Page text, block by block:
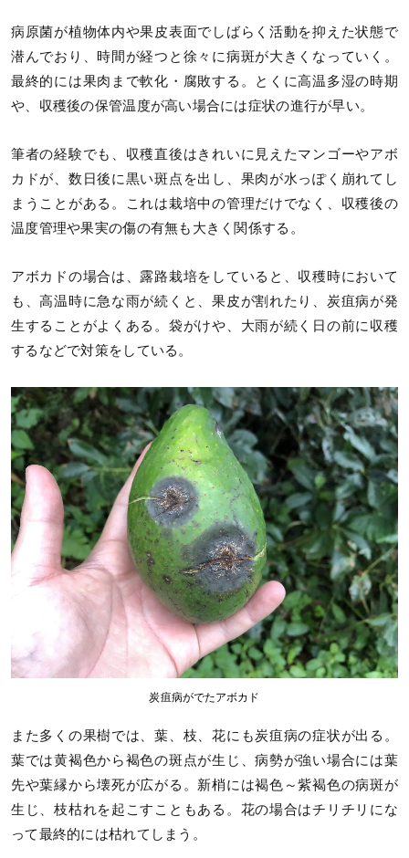
病原菌が植物体内や果皮表面でしばらく活動を抑えた状態で
潜んでおり、時間が経つと徐々に病斑が大きくなっていく。
最終的には果肉まで軟化・腐敗する。とくに高温多湿の時期
や、収穫後の保管温度が高い場合には症状の進行が早い。
筆者の経験でも、収穫直後はきれいに見えたマンゴーやアボ
カドが、数日後に黒い斑点を出し、果肉が水っぽく崩れてし
まうことがある。これは栽培中の管理だけでなく、収穫後の
温度管理や果実の傷の有無も大きく関係する。
アボカドの場合は、露路栽培をしていると、収穫時において
も、高温時に急な雨が続くと、果皮が割れたり、炭疽病が発
生することがよくある。袋がけや、大雨が続く日の前に収穫
するなどで対策をしている。
炭疽病がでたアボカド
また多くの果樹では、葉、枝、花にも炭疽病の症状が出る。
葉では黄褐色から褐色の斑点が生じ、病勢が強い場合には葉
先や葉縁から壊死が広がる。新梢には褐色～紫褐色の病斑が
生じ、枝枯れを起こすこともある。花の場合はチリチリにな
って最終的には枯れてしまう。